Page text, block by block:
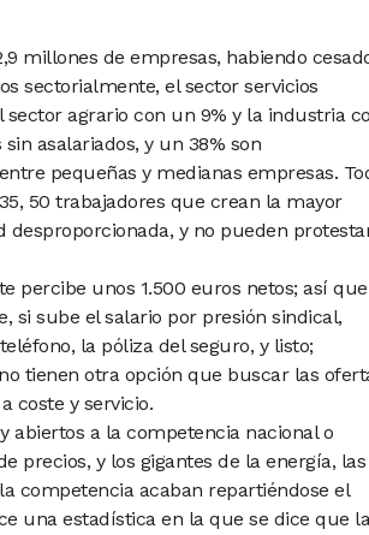
millones de empresas, habiendo
sectorialmente, el sector servicios
sector agrario con un 9% y la industria
asalariados, y un 38% son
pequeñas y medianas empresas.
50 trabajadores que crean la mayor
desproporcionada, y no pueden
percibe unos 1.500 euros netos; así que
si sube el salario por presión sindical,
la póliza del seguro, y listo;
tienen otra opción que buscar las
coste y servicio.
abiertos a la competencia nacional o
precios, y los gigantes de la energía, las
competencia acaban repartiéndose el
una estadística en la que se dice que